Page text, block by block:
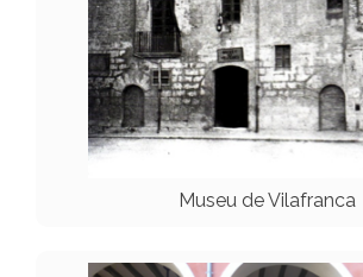
Museu de Vilafranca